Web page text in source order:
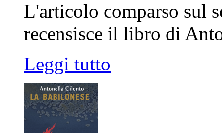
L'articolo comparso sul
recensisce il libro di
Leggi tutto